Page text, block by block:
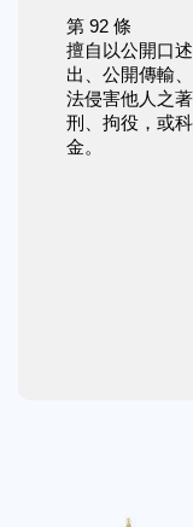
第 92 條
擅自以公開口
出、公開傳輸
法侵害他人之
刑、拘役，或
金。